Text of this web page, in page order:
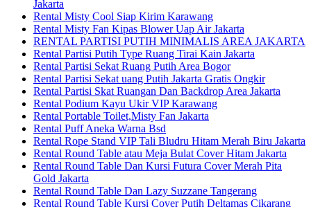
Jakarta
Rental Misty Cool Siap Kirim Karawang
Rental Misty Fan Kipas Blower Uap Air Jakarta
RENTAL PARTISI PUTIH MINIMALIS AREA JAKARTA
Rental Partisi Putih Type Ruang Tirai Kain Jakarta
Rental Partisi Sekat Ruang Putih Area Bogor
Rental Partisi Sekat uang Putih Jakarta Gratis Ongkir
Rental Partisi Skat Ruangan Dan Backdrop Area Jakarta
Rental Podium Kayu Ukir VIP Karawang
Rental Portable Toilet,Misty Fan Jakarta
Rental Puff Aneka Warna Bsd
Rental Rope Stand VIP Tali Bludru Hitam Merah Biru Jakarta
Rental Round Table atau Meja Bulat Cover Hitam Jakarta
Rental Round Table Dan Kursi Futura Cover Merah Pita
Gold Jakarta
Rental Round Table Dan Lazy Suzzane Tangerang
Rental Round Table Kursi Cover Putih Deltamas Cikarang